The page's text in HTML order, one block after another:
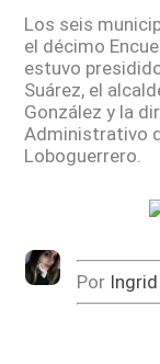
Los seis
el décimo
estuvo
Suárez, el
González y la
Administrativo
Loboguerrero.
Por